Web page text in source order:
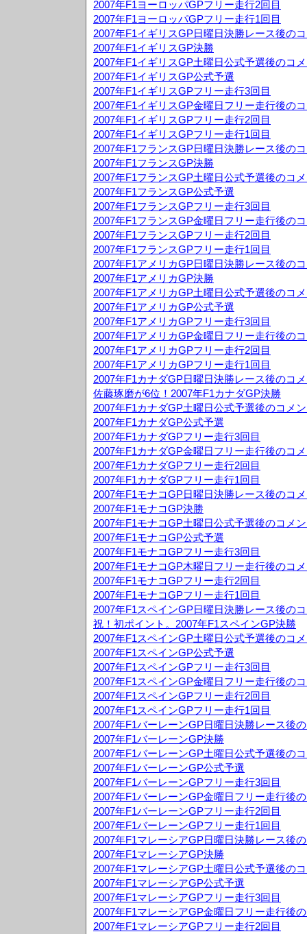
2007年F1ヨーロッパGPフリー走行2回目
2007年F1ヨーロッパGPフリー走行1回目
2007年F1イギリスGP日曜日決勝レース後の
2007年F1イギリスGP決勝
2007年F1イギリスGP土曜日公式予選後のコ
2007年F1イギリスGP公式予選
2007年F1イギリスGPフリー走行3回目
2007年F1イギリスGP金曜日フリー走行後の
2007年F1イギリスGPフリー走行2回目
2007年F1イギリスGPフリー走行1回目
2007年F1フランスGP日曜日決勝レース後の
2007年F1フランスGP決勝
2007年F1フランスGP土曜日公式予選後のコ
2007年F1フランスGP公式予選
2007年F1フランスGPフリー走行3回目
2007年F1フランスGP金曜日フリー走行後の
2007年F1フランスGPフリー走行2回目
2007年F1フランスGPフリー走行1回目
2007年F1アメリカGP日曜日決勝レース後の
2007年F1アメリカGP決勝
2007年F1アメリカGP土曜日公式予選後のコ
2007年F1アメリカGP公式予選
2007年F1アメリカGPフリー走行3回目
2007年F1アメリカGP金曜日フリー走行後の
2007年F1アメリカGPフリー走行2回目
2007年F1アメリカGPフリー走行1回目
2007年F1カナダGP日曜日決勝レース後のコ
佐藤琢磨が6位！2007年F1カナダGP決勝
2007年F1カナダGP土曜日公式予選後のコメ
2007年F1カナダGP公式予選
2007年F1カナダGPフリー走行3回目
2007年F1カナダGP金曜日フリー走行後のコ
2007年F1カナダGPフリー走行2回目
2007年F1カナダGPフリー走行1回目
2007年F1モナコGP日曜日決勝レース後のコ
2007年F1モナコGP決勝
2007年F1モナコGP土曜日公式予選後のコメ
2007年F1モナコGP公式予選
2007年F1モナコGPフリー走行3回目
2007年F1モナコGP木曜日フリー走行後のコ
2007年F1モナコGPフリー走行2回目
2007年F1モナコGPフリー走行1回目
2007年F1スペインGP日曜日決勝レース後の
祝！初ポイント。2007年F1スペインGP決勝
2007年F1スペインGP土曜日公式予選後のコ
2007年F1スペインGP公式予選
2007年F1スペインGPフリー走行3回目
2007年F1スペインGP金曜日フリー走行後の
2007年F1スペインGPフリー走行2回目
2007年F1スペインGPフリー走行1回目
2007年F1バーレーンGP日曜日決勝レース後
2007年F1バーレーンGP決勝
2007年F1バーレーンGP土曜日公式予選後の
2007年F1バーレーンGP公式予選
2007年F1バーレーンGPフリー走行3回目
2007年F1バーレーンGP金曜日フリー走行後
2007年F1バーレーンGPフリー走行2回目
2007年F1バーレーンGPフリー走行1回目
2007年F1マレーシアGP日曜日決勝レース後
2007年F1マレーシアGP決勝
2007年F1マレーシアGP土曜日公式予選後の
2007年F1マレーシアGP公式予選
2007年F1マレーシアGPフリー走行3回目
2007年F1マレーシアGP金曜日フリー走行後
2007年F1マレーシアGPフリー走行2回目